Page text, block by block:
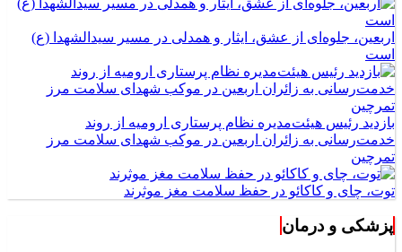
اربعین، جلوه‌ای از عشق، ایثار و همدلی در مسیر سیدالشهدا (ع)
است
بازدید رئیس هیئت‌مدیره نظام پرستاری ارومیه از روند
خدمت‌رسانی به زائران اربعین در موکب شهدای سلامت مرز
تمرچین
توت، چای و کاکائو در حفظ سلامت مغز موثرند
پزشکی و درمان